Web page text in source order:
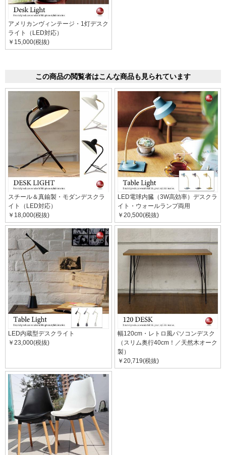
アメリカンヴィンテージ・1灯デスク
ライト（LED対応）
￥15,000(税抜)
この商品の閲覧者はこんな商品も見られています
スチール＆真鍮製・モダンデスクラ
イト（LED対応）
￥18,000(税抜)
LED電球内臓（3W高効率）デスクラ
イト・ウォールランプ両用
￥20,500(税抜)
LED内蔵型デスクライト
￥23,000(税抜)
幅120cm・レトロ風パソコンデスク
（スリム奥行40cm！／天然木オーク
製）
￥20,719(税抜)